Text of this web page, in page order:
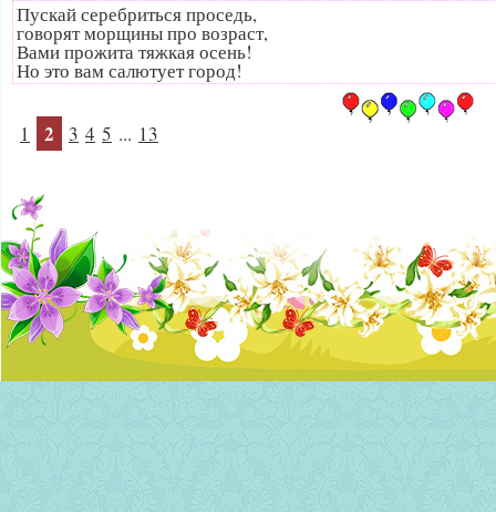
Пускай серебриться проседь,
говорят морщины про возраст,
Вами прожита тяжкая осень!
Но это вам салютует город!
1 2 3 4 5 ... 13